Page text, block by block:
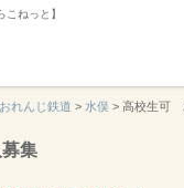
ねっと】
れんじ鉄道 > 水俣 > 高校生可
集